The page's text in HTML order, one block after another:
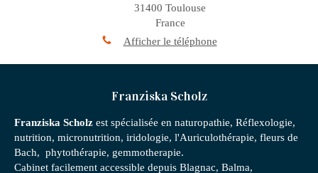
31400 Toulouse
France
Afficher le téléphone
Franziska Scholz
Franziska Scholz est spécialisée en naturopathie, Réflexologie,
nutrition, micronutrition, iridologie, l'Auriculothérapie, fleurs de
Bach, phytothérapie, gemmotherapie.
Cabinet facilement accessible depuis Blagnac, Balma,